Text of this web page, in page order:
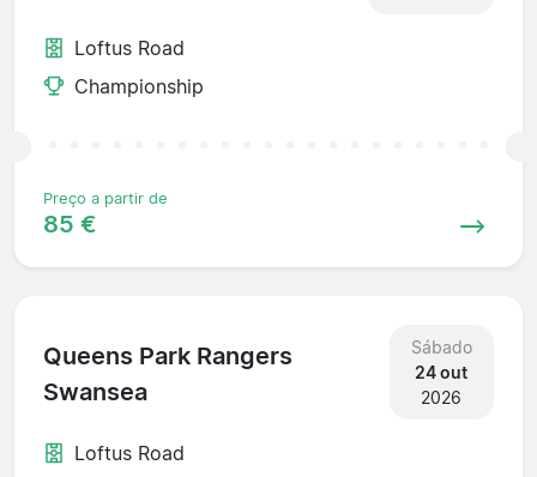
Loftus Road
Championship
Preço a partir de
85 €
Queens Park Rangers
Swansea
Sábado
24 out
2026
Loftus Road